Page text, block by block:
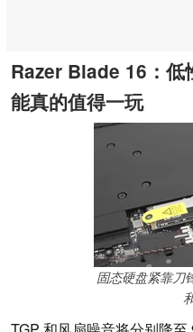
Razer Blade 16：低
能真的值得一玩
固态硬盘紧靠刀